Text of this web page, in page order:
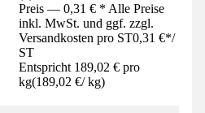
Preis — 0,31 € * Alle Preise
inkl. MwSt. und ggf. zzgl.
Versandkosten pro ST0,31 €*/
ST
Entspricht 189,02 € pro
kg(189,02 €/ kg)